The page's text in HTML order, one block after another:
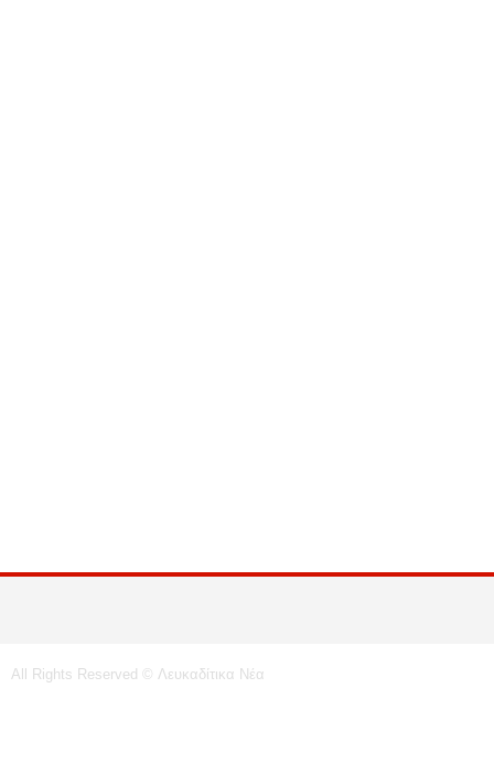
All Rights Reserved © Λευκαδίτικα Νέα